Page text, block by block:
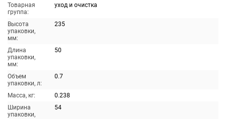
Товарная
группа:
уход и очистка
Высота
упаковки,
мм:
235
Длина
упаковки,
мм:
50
Объем
упаковки, л:
0.7
Масса, кг:
0.238
Ширина
упаковки,
54